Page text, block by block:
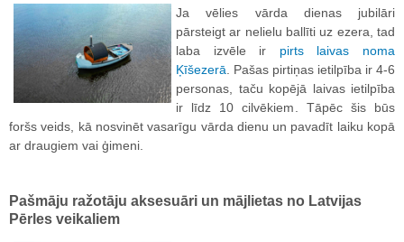
Ja vēlies vārda dienas jubilāri
pārsteigt ar nelielu ballīti uz ezera, tad
laba izvēle ir pirts laivas noma
Ķīšezerā . Pašas pirtiņas ietilpība ir 4-6
personas, taču kopējā laivas ietilpība
ir līdz 10 cilvēkiem. Tāpēc šis būs
foršs veids, kā nosvinēt vasarīgu vārda dienu un pavadīt laiku kopā
ar draugiem vai ģimeni.
Pašmāju ražotāju aksesuāri un mājlietas no Latvijas
Pērles veikaliem